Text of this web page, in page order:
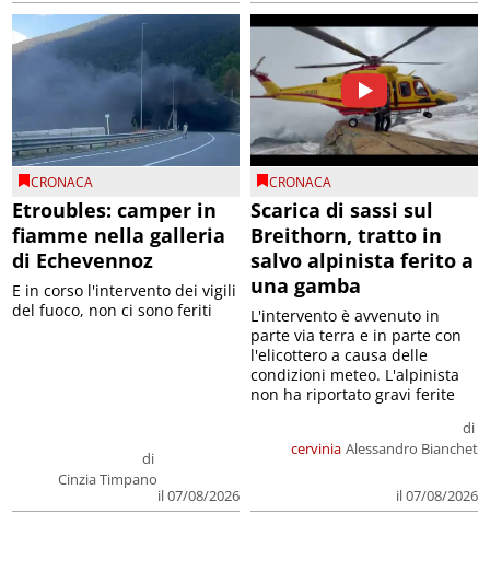
CRONACA
Etroubles: camper in
fiamme nella galleria
di Echevennoz
di
Cinzia Timpano
il 07/08/2026
E in corso l'intervento dei vigili
del fuoco, non ci sono feriti
CRONACA
Scarica di sassi sul
Breithorn, tratto in
salvo alpinista ferito a
una gamba
cervinia
di
Alessandro Bianchet
il 07/08/2026
L'intervento è avvenuto in
parte via terra e in parte con
l'elicottero a causa delle
condizioni meteo. L'alpinista
non ha riportato gravi ferite